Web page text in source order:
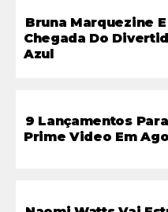
Bruna Marquezine E
Chegada Do
Azul
9 Lançamentos
Prime Video Em